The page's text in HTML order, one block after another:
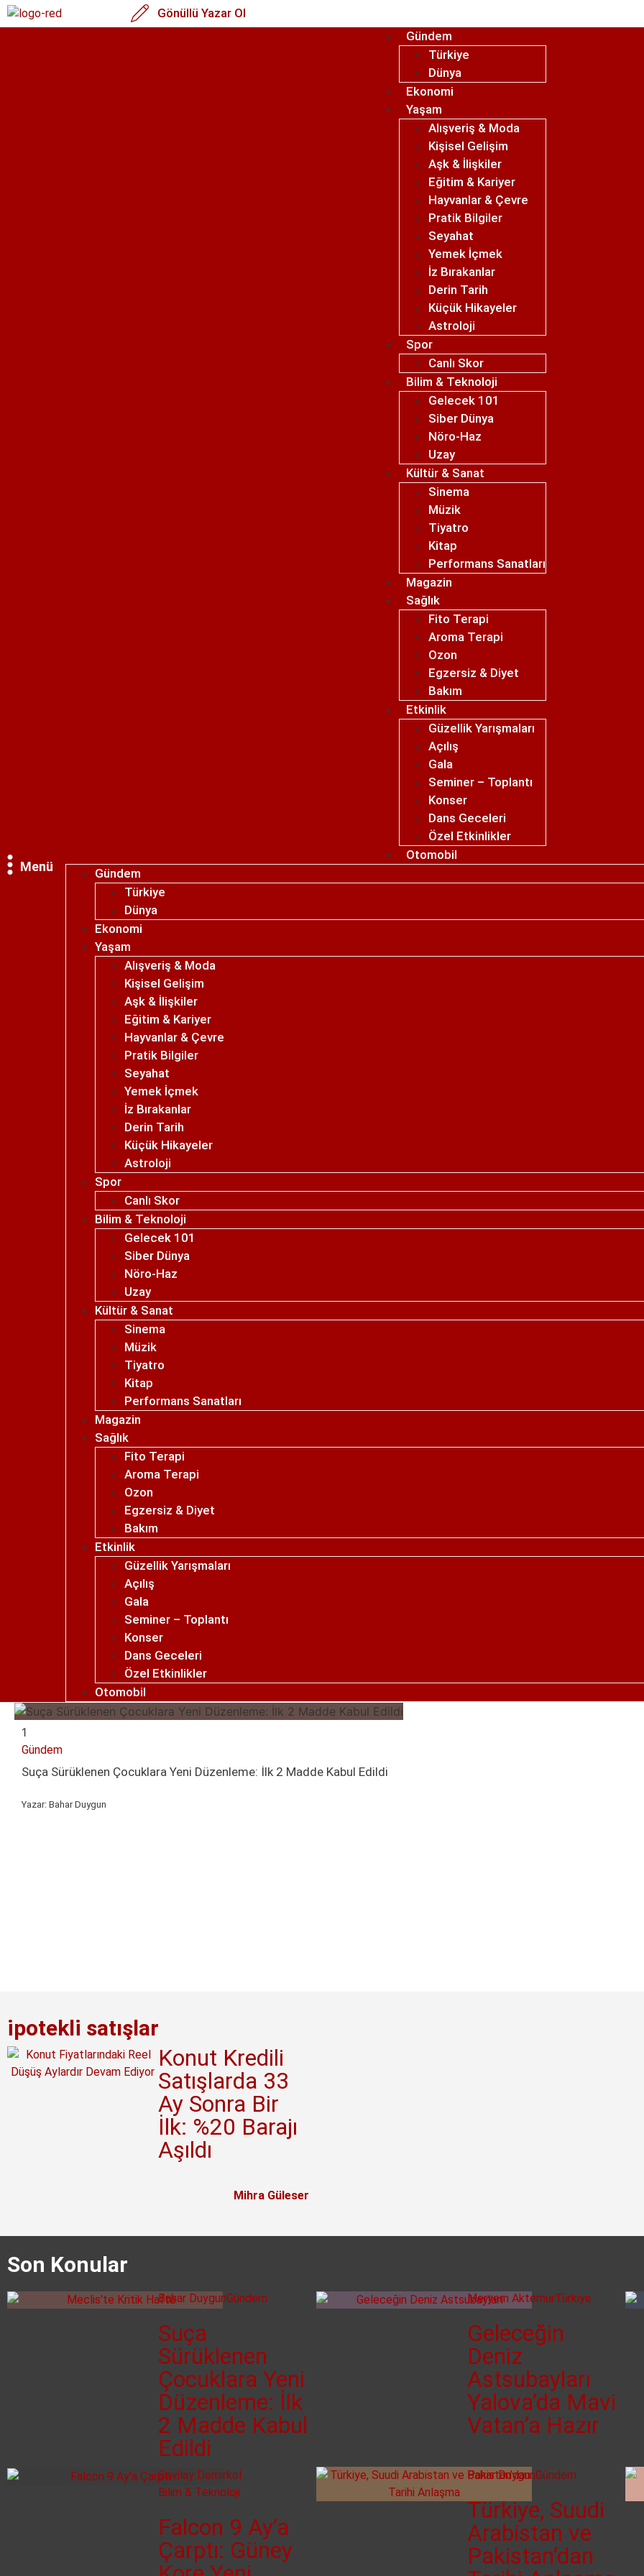
Gönüllü Yazar Ol
Menü
Gündem
Türkiye
Dünya
Ekonomi
Yaşam
Alışveriş & Moda
Kişisel Gelişim
Aşk & İlişkiler
Eğitim & Kariyer
Hayvanlar & Çevre
Pratik Bilgiler
Seyahat
Yemek İçmek
İz Bırakanlar
Derin Tarih
Küçük Hikayeler
Astroloji
Spor
Canlı Skor
Bilim & Teknoloji
Gelecek 101
Siber Dünya
Nöro-Haz
Uzay
Kültür & Sanat
Sinema
Müzik
Tiyatro
Kitap
Performans Sanatları
Magazin
Sağlık
Fito Terapi
Aroma Terapi
Ozon
Egzersiz & Diyet
Bakım
Etkinlik
Güzellik Yarışmaları
Açılış
Gala
Seminer – Toplantı
Konser
Dans Geceleri
Özel Etkinlikler
Otomobil
Gündem
Türkiye
Dünya
Ekonomi
Yaşam
Alışveriş & Moda
Kişisel Gelişim
Aşk & İlişkiler
Eğitim & Kariyer
Hayvanlar & Çevre
Pratik Bilgiler
Seyahat
Yemek İçmek
İz Bırakanlar
Derin Tarih
Küçük Hikayeler
Astroloji
Spor
Canlı Skor
Bilim & Teknoloji
Gelecek 101
Siber Dünya
Nöro-Haz
Uzay
Kültür & Sanat
Sinema
Müzik
Tiyatro
Kitap
Performans Sanatları
Magazin
Sağlık
Fito Terapi
Aroma Terapi
Ozon
Egzersiz & Diyet
Bakım
Etkinlik
Güzellik Yarışmaları
Açılış
Gala
Seminer – Toplantı
Konser
Dans Geceleri
Özel Etkinlikler
Otomobil
1
Gündem
Suça Sürüklenen Çocuklara Yeni Düzenleme: İlk 2 Madde Kabul Edildi
Yazar: Bahar Duygun
ipotekli satışlar
Konut Kredili
Satışlarda 33
Ay Sonra Bir
İlk: %20 Barajı
Aşıldı
Mihra Güleser
Son Konular
Bahar DuygunGündem
Suça
Sürüklenen
Çocuklara Yeni
Düzenleme: İlk
2 Madde Kabul
Edildi
Meryem AktemurTürkiye
Geleceğin
Deniz
Astsubayları
Yalova’da Mavi
Vatan’a Hazır
Sevilay Demirkol
Bilim & Teknoloji
Falcon 9 Ay’a
Çarptı: Güney
Bahar DuygunGündem
Türkiye, Suudi
Arabistan ve
Pakistan’dan